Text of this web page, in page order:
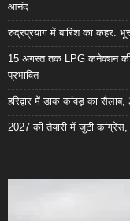
आनंद
रुद्रप्रयाग में बारिश का कहर:
15 अगस्त तक LPG कनेक्शन की
प्रभावित
हरिद्वार में डाक कांवड़ का
2027 की तैयारी में जुटी